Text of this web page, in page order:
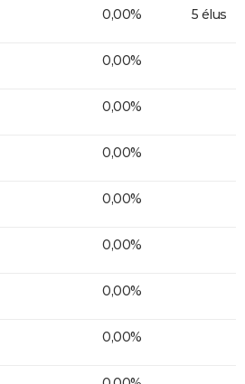
0,00% 5 élus
0,00%
0,00%
0,00%
0,00%
0,00%
0,00%
0,00%